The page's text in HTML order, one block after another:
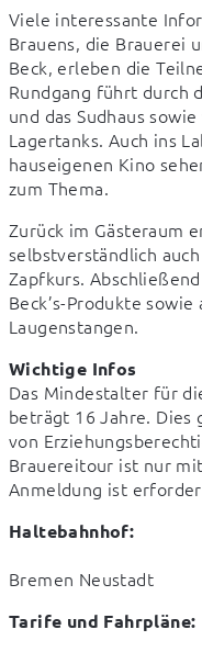
Viele interessante
Brauens, die Brauerei
Beck, erleben die
Rundgang führt durch
und das Sudhaus
Lagertanks. Auch ins
hauseigenen Kino
zum Thema.
Zurück im Gästeraum
selbstverständlich
Zapfkurs.
Beck’s-Produkte
Laugenstangen.
Wichtige Infos
Das Mindestalter für
beträgt 16 Jahre. Dies
von
Brauereitour ist nur
Anmeldung ist
Haltebahnhof:
Bremen Neustadt
Tarife und Fahrpläne: